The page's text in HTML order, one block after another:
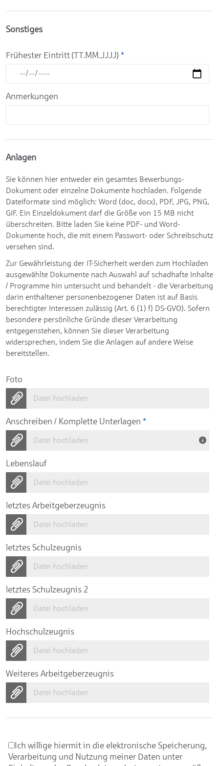
Sonstiges
Frühester Eintritt (TT.MM.JJJJ) *
Anmerkungen
Anlagen
Sie können hier entweder ein gesamtes Bewerbungs-
Dokument oder einzelne Dokumente hochladen. Folgende
Dateiformate sind möglich: Word (doc, docx), PDF, JPG, PNG,
GIF. Ein Einzeldokument darf die Größe von 15 MB nicht
überschreiten. Bitte laden Sie keine PDF- und Word-
Dokumente hoch, die mit einem Passwort- oder Schreibschutz
versehen sind.
Zur Gewährleistung der IT-Sicherheit werden zum Hochladen
ausgewählte Dokumente nach Auswahl auf schadhafte Inhalte
/ Programme hin untersucht und behandelt - die Verarbeitung
darin enthaltener personenbezogener Daten ist auf Basis
berechtigter Interessen zulässig (Art. 6 (1) f) DS-GVO). Sofern
besondere persönliche Gründe dieser Verarbeitung
entgegenstehen, können Sie dieser Verarbeitung
widersprechen, indem Sie die Anlagen auf andere Weise
bereitstellen.
Foto
Datei hochladen
Anschreiben / Komplette Unterlagen *
Datei hochladen
Lebenslauf
Datei hochladen
letztes Arbeitgeberzeugnis
Datei hochladen
letztes Schulzeugnis
Datei hochladen
letztes Schulzeugnis 2
Datei hochladen
Hochschulzeugnis
Datei hochladen
Weiteres Arbeitgeberzeugnis
Datei hochladen
Ich willige hiermit in die elektronische Speicherung,
Verarbeitung und Nutzung meiner Daten unter